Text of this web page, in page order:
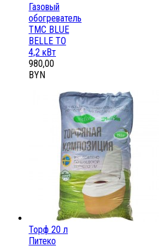
Газовый
обогреватель
ТМС BLUE
BELLE ТО
4,2 кВт
980,00
BYN
Торф 20 л
Питеко